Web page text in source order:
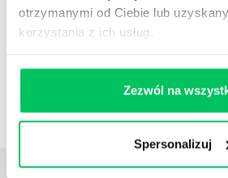
otrzymanymi od Ciebie lub
korzystania z ich usług.
Zezwól na
Spersonalizuj
Case studies
Zestawienie case